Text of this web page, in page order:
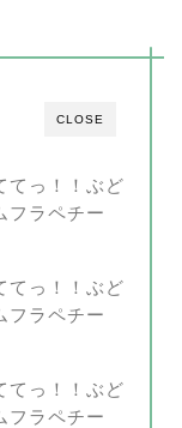
CLOSE
てっ！！ぶど
フラペチー
てっ！！ぶど
フラペチー
てっ！！ぶど
フラペチー